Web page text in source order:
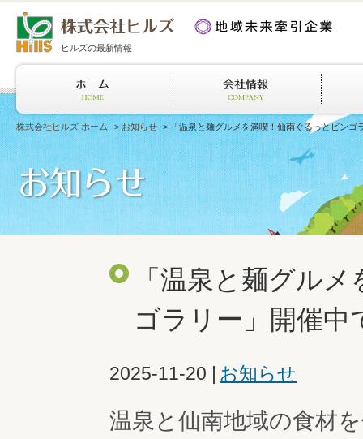
ヒルズの最新情報
株式会社ヒルズ ホーム >お知らせ > 「温泉と麺グルメを満喫！仙南ぐるっとビンゴ
「温泉と麺グル
ゴラリー」開催中
2025-11-20 | お知らせ
温泉と仙南地域の食材